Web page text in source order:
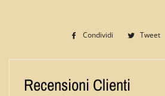
Condividi
Condividi
Facebook
Tweet
Recensioni Clienti